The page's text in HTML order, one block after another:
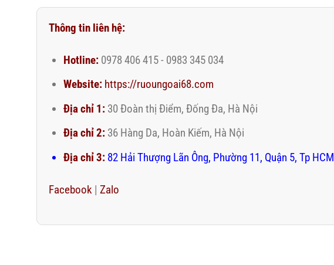
Thông tin liên hệ:
Hotline:0978 406 415 - 0983 345 034
Website: https://ruoungoai68.com
Địa chỉ 1:30 Đoàn thị Điểm, Đống Đa, Hà Nội
Địa chỉ 2:36 Hàng Da, Hoàn Kiếm, Hà Nội
Địa chỉ 3:82 Hải Thượng Lãn Ông, Phường 11, Quận 5, Tp HCM
Facebook | Zalo